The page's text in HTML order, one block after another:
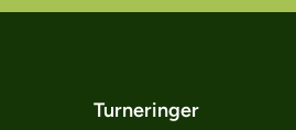
Turneringer